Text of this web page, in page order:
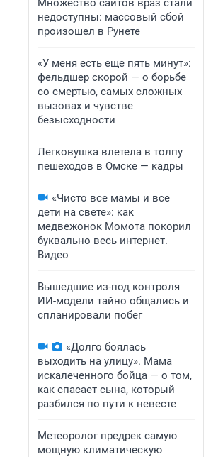
Множество сайтов враз стали
недоступны: массовый сбой
произошел в Рунете
«У меня есть еще пять минут»:
фельдшер скорой — о борьбе
со смертью, самых сложных
вызовах и чувстве
безысходности
Легковушка влетела в толпу
пешеходов в Омске — кадры
«Чисто все мамы и все
дети на свете»: как
медвежонок Момота покорил
буквально весь интернет.
Видео
Вышедшие из-под контроля
ИИ-модели тайно общались и
спланировали побег
«Долго боялась
выходить на улицу». Мама
искалеченного бойца — о том,
как спасает сына, который
разбился по пути к невесте
Метеоролог предрек самую
мощную климатическую